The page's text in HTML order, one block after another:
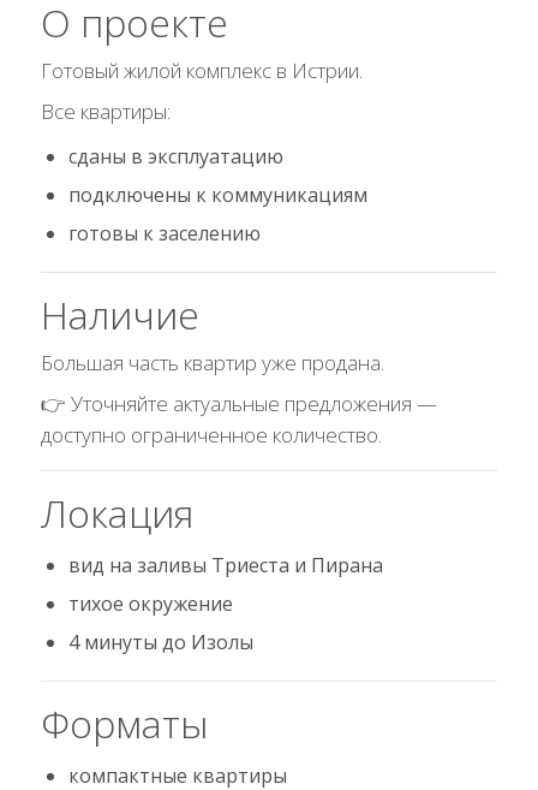
О проекте
Готовый жилой комплекс в Истрии.
Все квартиры:
сданы в эксплуатацию
подключены к коммуникациям
готовы к заселению
Наличие
Большая часть квартир уже продана.
👉 Уточняйте актуальные предложения —
доступно ограниченное количество.
Локация
вид на заливы Триеста и Пирана
тихое окружение
4 минуты до Изолы
Форматы
компактные квартиры